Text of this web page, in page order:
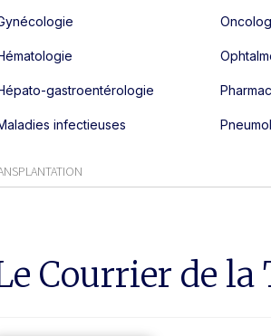
gastroentérologie
infectieuses
Courrier de